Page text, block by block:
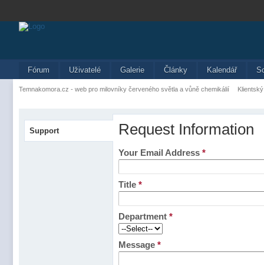
Fórum Uživatelé Galerie Články Kalendář
Temnakomora.cz - web pro milovníky červeného světla a vůně chemikálií
Support Request Information
Your Email Address *
Title *
Department *
Message *